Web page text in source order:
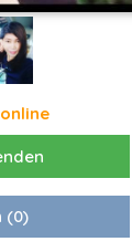
(0)